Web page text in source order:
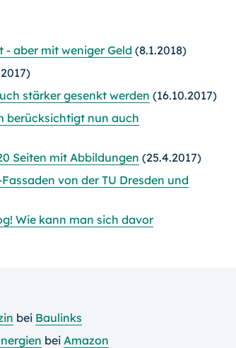
- aber mit weniger Geld (8.1.2018)
stärker gesenkt werden (16.10.2017)
berücksichtigt nun auch
Seiten mit Abbildungen (25.4.2017)
von der TU Dresden und
Wie kann man sich davor
bei Baulinks
bei Amazon